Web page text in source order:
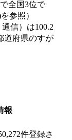
全国3位で
参照）
信）は100.2
道府県のすが
報
件登録さ